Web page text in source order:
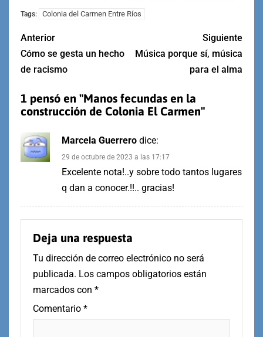
Tags: Colonia del Carmen Entre Ríos
Anterior
Cómo se gesta un hecho
de racismo
Siguiente
Música porque sí, música
para el alma
1 pensó en "Manos fecundas en la
construcción de Colonia El Carmen"
Marcela Guerrero dice:
29 de octubre de 2023 a las 17:17
Excelente nota!..y sobre todo tantos lugares
q dan a conocer.!!.. gracias!
Deja una respuesta
Tu dirección de correo electrónico no será
publicada. Los campos obligatorios están
marcados con *
Comentario *